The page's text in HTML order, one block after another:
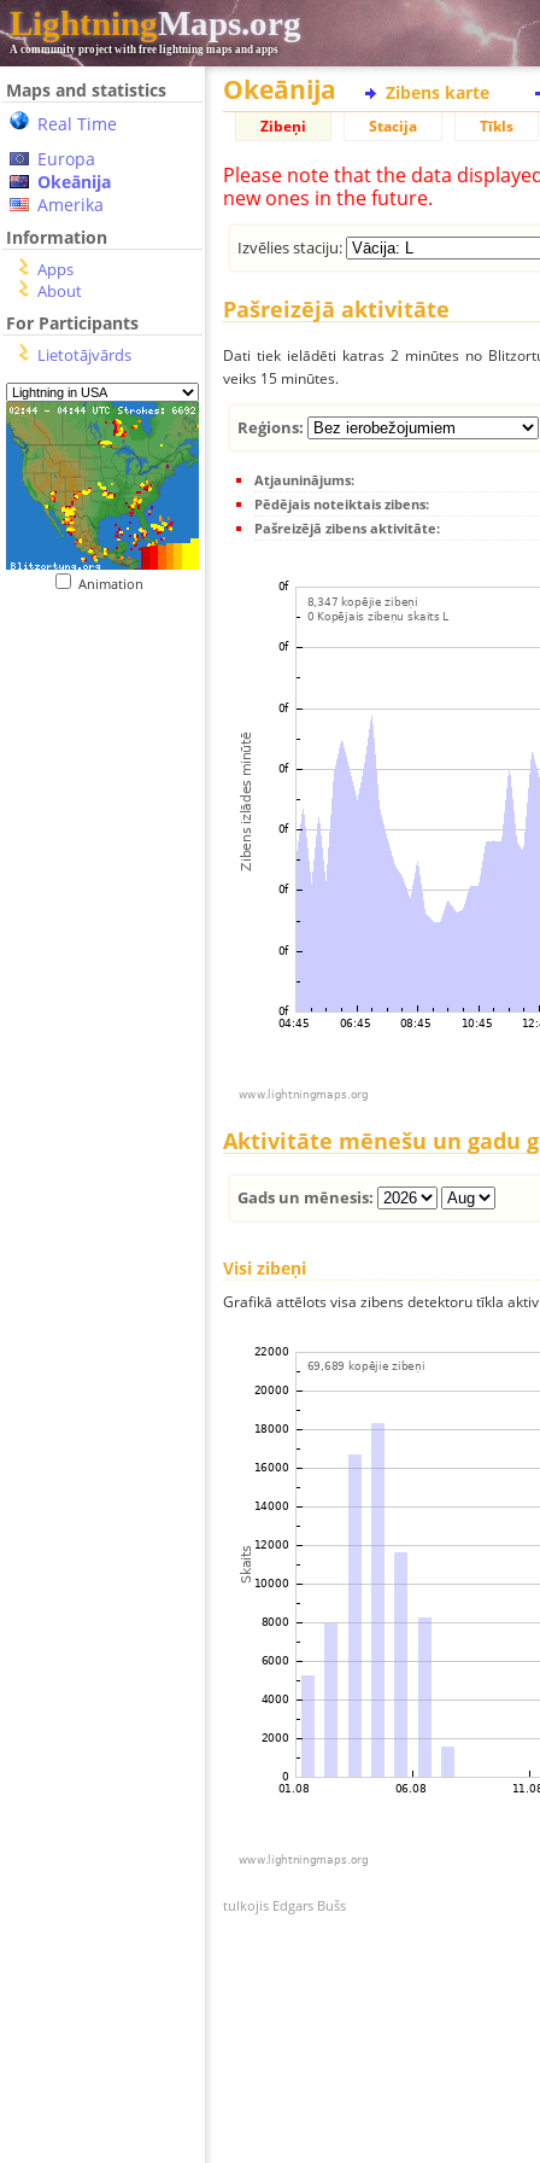
LightningMaps.org
A community project with free lightning maps and apps
Maps and statistics
Real Time
Europa
Okeānija
Amerika
Information
Apps
About
For Participants
Lietotājvārds
Animation
Okeānija Zibens karte
Zibeņi Stacija Tīkls
Please note that the data
new ones in the future.
Izvēlies staciju:
Pašreizējā aktivitāte
Dati tiek ielādēti katras 2 minūtes no
veiks 15 minūtes.
Reģions:
Atjauninājums:
Pēdējais noteiktais zibens:
Pašreizējā zibens aktivitāte:
Aktivitāte mēnešu un gadu
Gads un mēnesis:
Visi zibeņi
Grafikā attēlots visa zibens detektoru tīkla
tulkojis Edgars Bušs